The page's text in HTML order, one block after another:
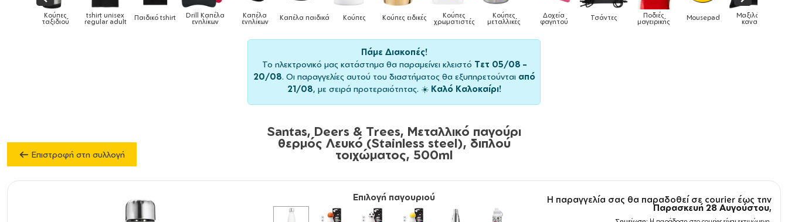
Drill Καπέλα
ενηλίκων
Καπέλα
ενηλίκων Καπέλα παιδικά Κούπες Κούπες ειδικές Κούπες
χρωματιστές
Κούπες
μεταλλικές
Δοχεία
φαγητού Τσάντες Ποδιές
μαγειρικής Mousepad Μαξιλάρια
καναπέ Phone Holders Ρολόγια Βρεφικά
Πάμε Διακοπές!
Το ηλεκτρονικό μας κατάστημα θα παραμείνει κλειστό Τετ 05/08 –
20/08. Οι παραγγελίες αυτού του διαστήματος θα εξυπηρετούνται από
21/08, με σειρά προτεραιότητας. ☀️ Καλό Καλοκαίρι!
Επιστροφή στη συλλογή
Santas, Deers & Trees, Μεταλλικό παγούρι
θερμός Λευκό (Stainless steel), διπλού
τοιχώματος, 500ml
Επιλογή παγουριού Η παραγγελία σας θα παραδοθεί σε courier έως την
Παρασκευή 28 Αυγούστου,